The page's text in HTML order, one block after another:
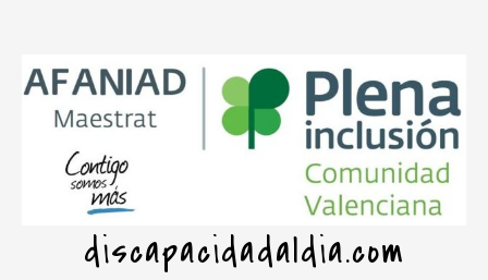
contenido
discapacidadaldia.com